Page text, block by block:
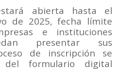
abierta hasta el
de 2025, fecha límite
e instituciones
presentar sus
de inscripción se
formulario digital